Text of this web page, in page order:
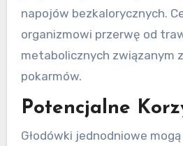
napojów bezkalorycznych.
organizmowi przerwę od
metabolicznych związanym
pokarmów.
Potencjalne
Głodówki jednodniowe